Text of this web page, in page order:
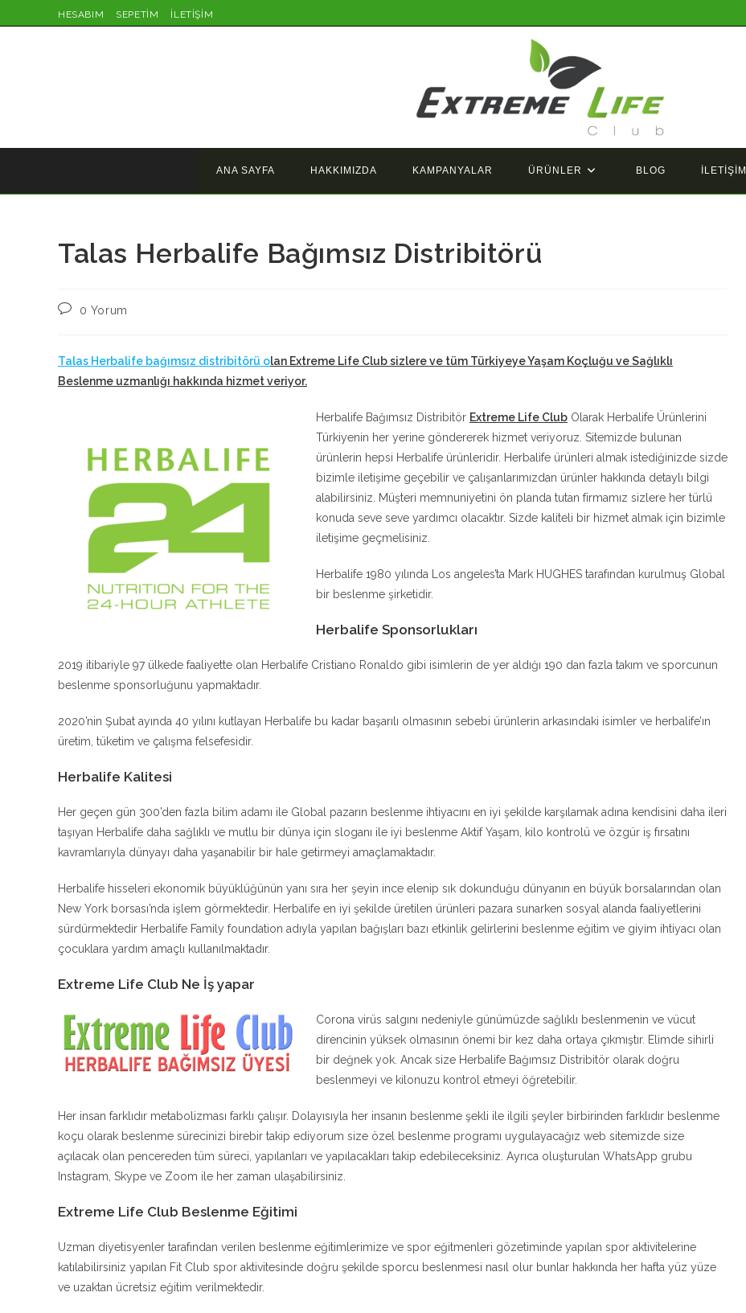
to
HESABIM SEPETİM İLETİŞİM
ANA SAYFA HAKKIMIZDA KAMPANYALAR ÜRÜNLER BLOG İLETİŞİM
Talas Herbalife Bağımsız Distribitörü
Post0 Yorum
Talas Herbalife bağımsız distribitörü olan Extreme Life Club sizlere ve tüm Türkiyeye Yaşam Koçluğu ve Sağlıklı
Beslenme uzmanlığı hakkında hizmet veriyor.
Herbalife Bağımsız Distribitör Extreme Life Club Olarak Herbalife Ürünlerini
Türkiyenin her yerine göndererek hizmet veriyoruz. Sitemizde bulunan
ürünlerin hepsi Herbalife ürünleridir. Herbalife ürünleri almak istediğinizde sizde
bizimle iletişime geçebilir ve çalışanlarımızdan ürünler hakkında detaylı bilgi
alabilirsiniz. Müşteri memnuniyetini ön planda tutan firmamız sizlere her türlü
konuda seve seve yardımcı olacaktır. Sizde kaliteli bir hizmet almak için bizimle
iletişime geçmelisiniz.
Herbalife 1980 yılında Los angeles’ta Mark HUGHES tarafından kurulmuş Global
bir beslenme şirketidir.
Herbalife Sponsorlukları
2019 itibariyle 97 ülkede faaliyette olan Herbalife Cristiano Ronaldo gibi isimlerin de yer aldığı 190 dan fazla takım ve sporcunun
beslenme sponsorluğunu yapmaktadır.
2020’nin Şubat ayında 40 yılını kutlayan Herbalife bu kadar başarılı olmasının sebebi ürünlerin arkasındaki isimler ve herbalife’ın
üretim, tüketim ve çalışma felsefesidir.
Herbalife Kalitesi
Her geçen gün 300’den fazla bilim adamı ile Global pazarın beslenme ihtiyacını en iyi şekilde karşılamak adına kendisini daha ileri
taşıyan Herbalife daha sağlıklı ve mutlu bir dünya için sloganı ile iyi beslenme Aktif Yaşam, kilo kontrolü ve özgür iş fırsatını
kavramlarıyla dünyayı daha yaşanabilir bir hale getirmeyi amaçlamaktadır.
Herbalife hisseleri ekonomik büyüklüğünün yanı sıra her şeyin ince elenip sık dokunduğu dünyanın en büyük borsalarından olan
New York borsası’nda işlem görmektedir. Herbalife en iyi şekilde üretilen ürünleri pazara sunarken sosyal alanda faaliyetlerini
sürdürmektedir Herbalife Family foundation adıyla yapılan bağışları bazı etkinlik gelirlerini beslenme eğitim ve giyim ihtiyacı olan
çocuklara yardım amaçlı kullanılmaktadır.
Extreme Life Club Ne İş yapar
Corona virüs salgını nedeniyle günümüzde sağlıklı beslenmenin ve vücut
direncinin yüksek olmasının önemi bir kez daha ortaya çıkmıştır. Elimde sihirli
bir değnek yok. Ancak size Herbalife Bağımsız Distribitör olarak doğru
beslenmeyi ve kilonuzu kontrol etmeyi öğretebilir.
Her insan farklıdır metabolizması farklı çalışır. Dolayısıyla her insanın beslenme şekli ile ilgili şeyler birbirinden farklıdır beslenme
koçu olarak beslenme sürecinizi birebir takip ediyorum size özel beslenme programı uygulayacağız web sitemizde size
açılacak olan pencereden tüm süreci, yapılanları ve yapılacakları takip edebileceksiniz. Ayrıca oluşturulan WhatsApp grubu
Instagram, Skype ve Zoom ile her zaman ulaşabilirsiniz.
Extreme Life Club Beslenme Eğitimi
Uzman diyetisyenler tarafından verilen beslenme eğitimlerimize ve spor eğitmenleri gözetiminde yapılan spor aktivitelerine
katılabilirsiniz yapılan Fit Club spor aktivitesinde doğru şekilde sporcu beslenmesi nasıl olur bunlar hakkında her hafta yüz yüze
ve uzaktan ücretsiz eğitim verilmektedir.